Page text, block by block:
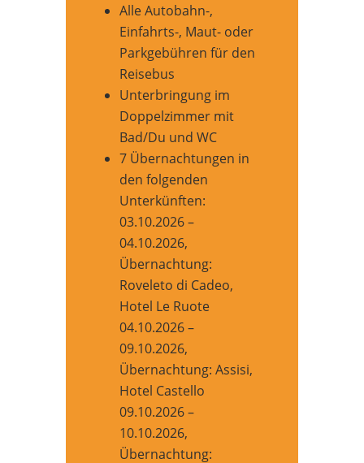
Alle Autobahn-,
Einfahrts-, Maut- oder
Parkgebühren für den
Reisebus
Unterbringung im
Doppelzimmer mit
Bad/Du und WC
7 Übernachtungen in
den folgenden
Unterkünften:
03.10.2026 –
04.10.2026,
Übernachtung:
Roveleto di Cadeo,
Hotel Le Ruote
04.10.2026 –
09.10.2026,
Übernachtung: Assisi,
Hotel Castello
09.10.2026 –
10.10.2026,
Übernachtung: